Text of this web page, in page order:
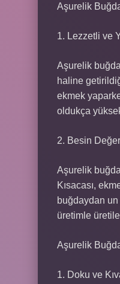
Aşurelik
1. Lezzetli ve
Aşurelik
haline
ekmek
oldukça
2. Besin
Aşurelik
Kısacası,
buğdaydan
üretimle
Aşurelik
1. Doku ve